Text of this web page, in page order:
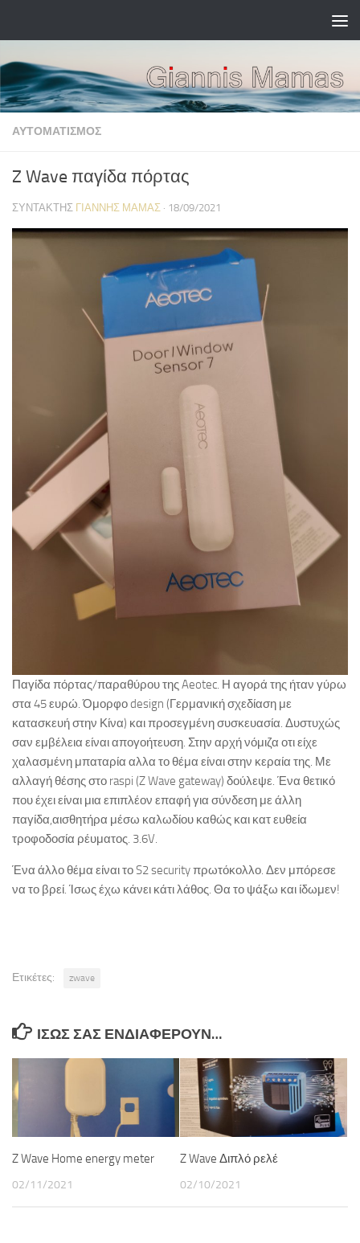
ΑΥΤΟΜΑΤΙΣΜΌΣ
Z Wave παγίδα πόρτας
ΣΥΝΤΆΚΤΗΣ ΓΙΆΝΝΗΣ ΜΑΜΆΣ · 18/09/2021
Παγίδα πόρτας/παραθύρου της Aeotec. Η αγορά της ήταν γύρω
στα 45 ευρώ. Όμορφο design (Γερμανική σχεδίαση με
κατασκευή στην Κίνα) και προσεγμένη συσκευασία. Δυστυχώς
σαν εμβέλεια είναι απογοήτευση. Στην αρχή νόμιζα οτι είχε
χαλασμένη μπαταρία αλλα το θέμα είναι στην κεραία της. Με
αλλαγή θέσης στο raspi (Z Wave gateway) δούλεψε. Ένα θετικό
που έχει είναι μια επιπλέον επαφή για σύνδεση με άλλη
παγίδα,αισθητήρα μέσω καλωδίου καθώς και κατ ευθεία
τροφοδοσία ρέυματος. 3.6V.
Ένα άλλο θέμα είναι το S2 security πρωτόκολλο. Δεν μπόρεσε
να το βρεί. Ίσως έχω κάνει κάτι λάθος. Θα το ψάξω και ίδωμεν!
Ετικέτες: zwave
ΊΣΩΣ ΣΑΣ ΕΝΔΙΑΦΈΡΟΥΝ…
Z Wave Home energy meter
02/11/2021
Z Wave Διπλό ρελέ
02/10/2021